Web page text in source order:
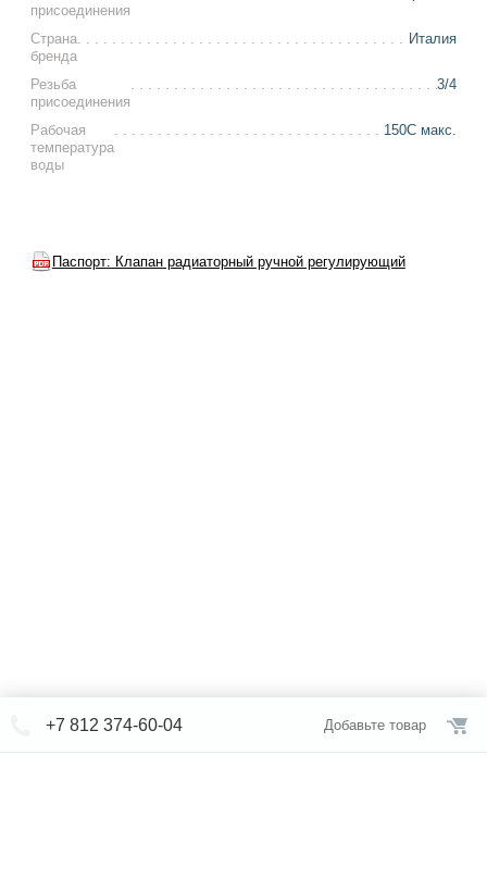
присоединения
Страна
бренда
Италия
Резьба
присоединения
3/4
Рабочая
температура
воды
150С макс.
Паспорт: Клапан радиаторный ручной регулирующий
+7 812 374-60-04 Добавьте товар